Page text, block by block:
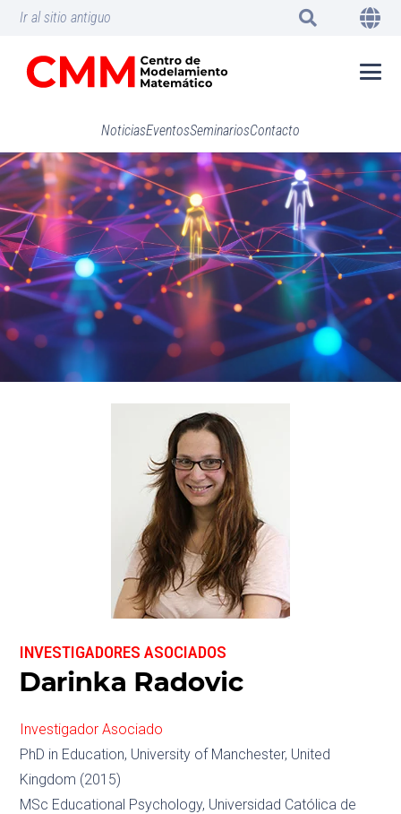
Ir al sitio antiguo
NoticiasEventosSeminariosContacto
INVESTIGADORES ASOCIADOS
Darinka Radovic
Investigador Asociado
PhD in Education, University of Manchester, United
Kingdom (2015)
MSc Educational Psychology, Universidad Católica de